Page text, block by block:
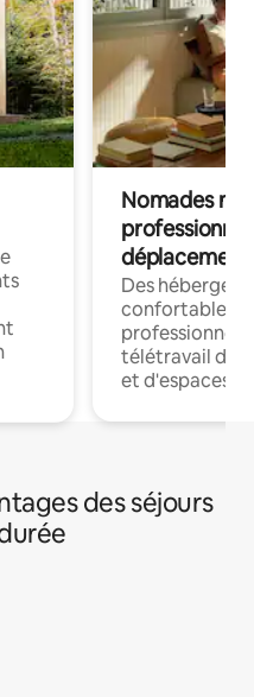
Nomades
déplacement
Des
confortables
professionnels
télétravail
et d'espaces
des séjours